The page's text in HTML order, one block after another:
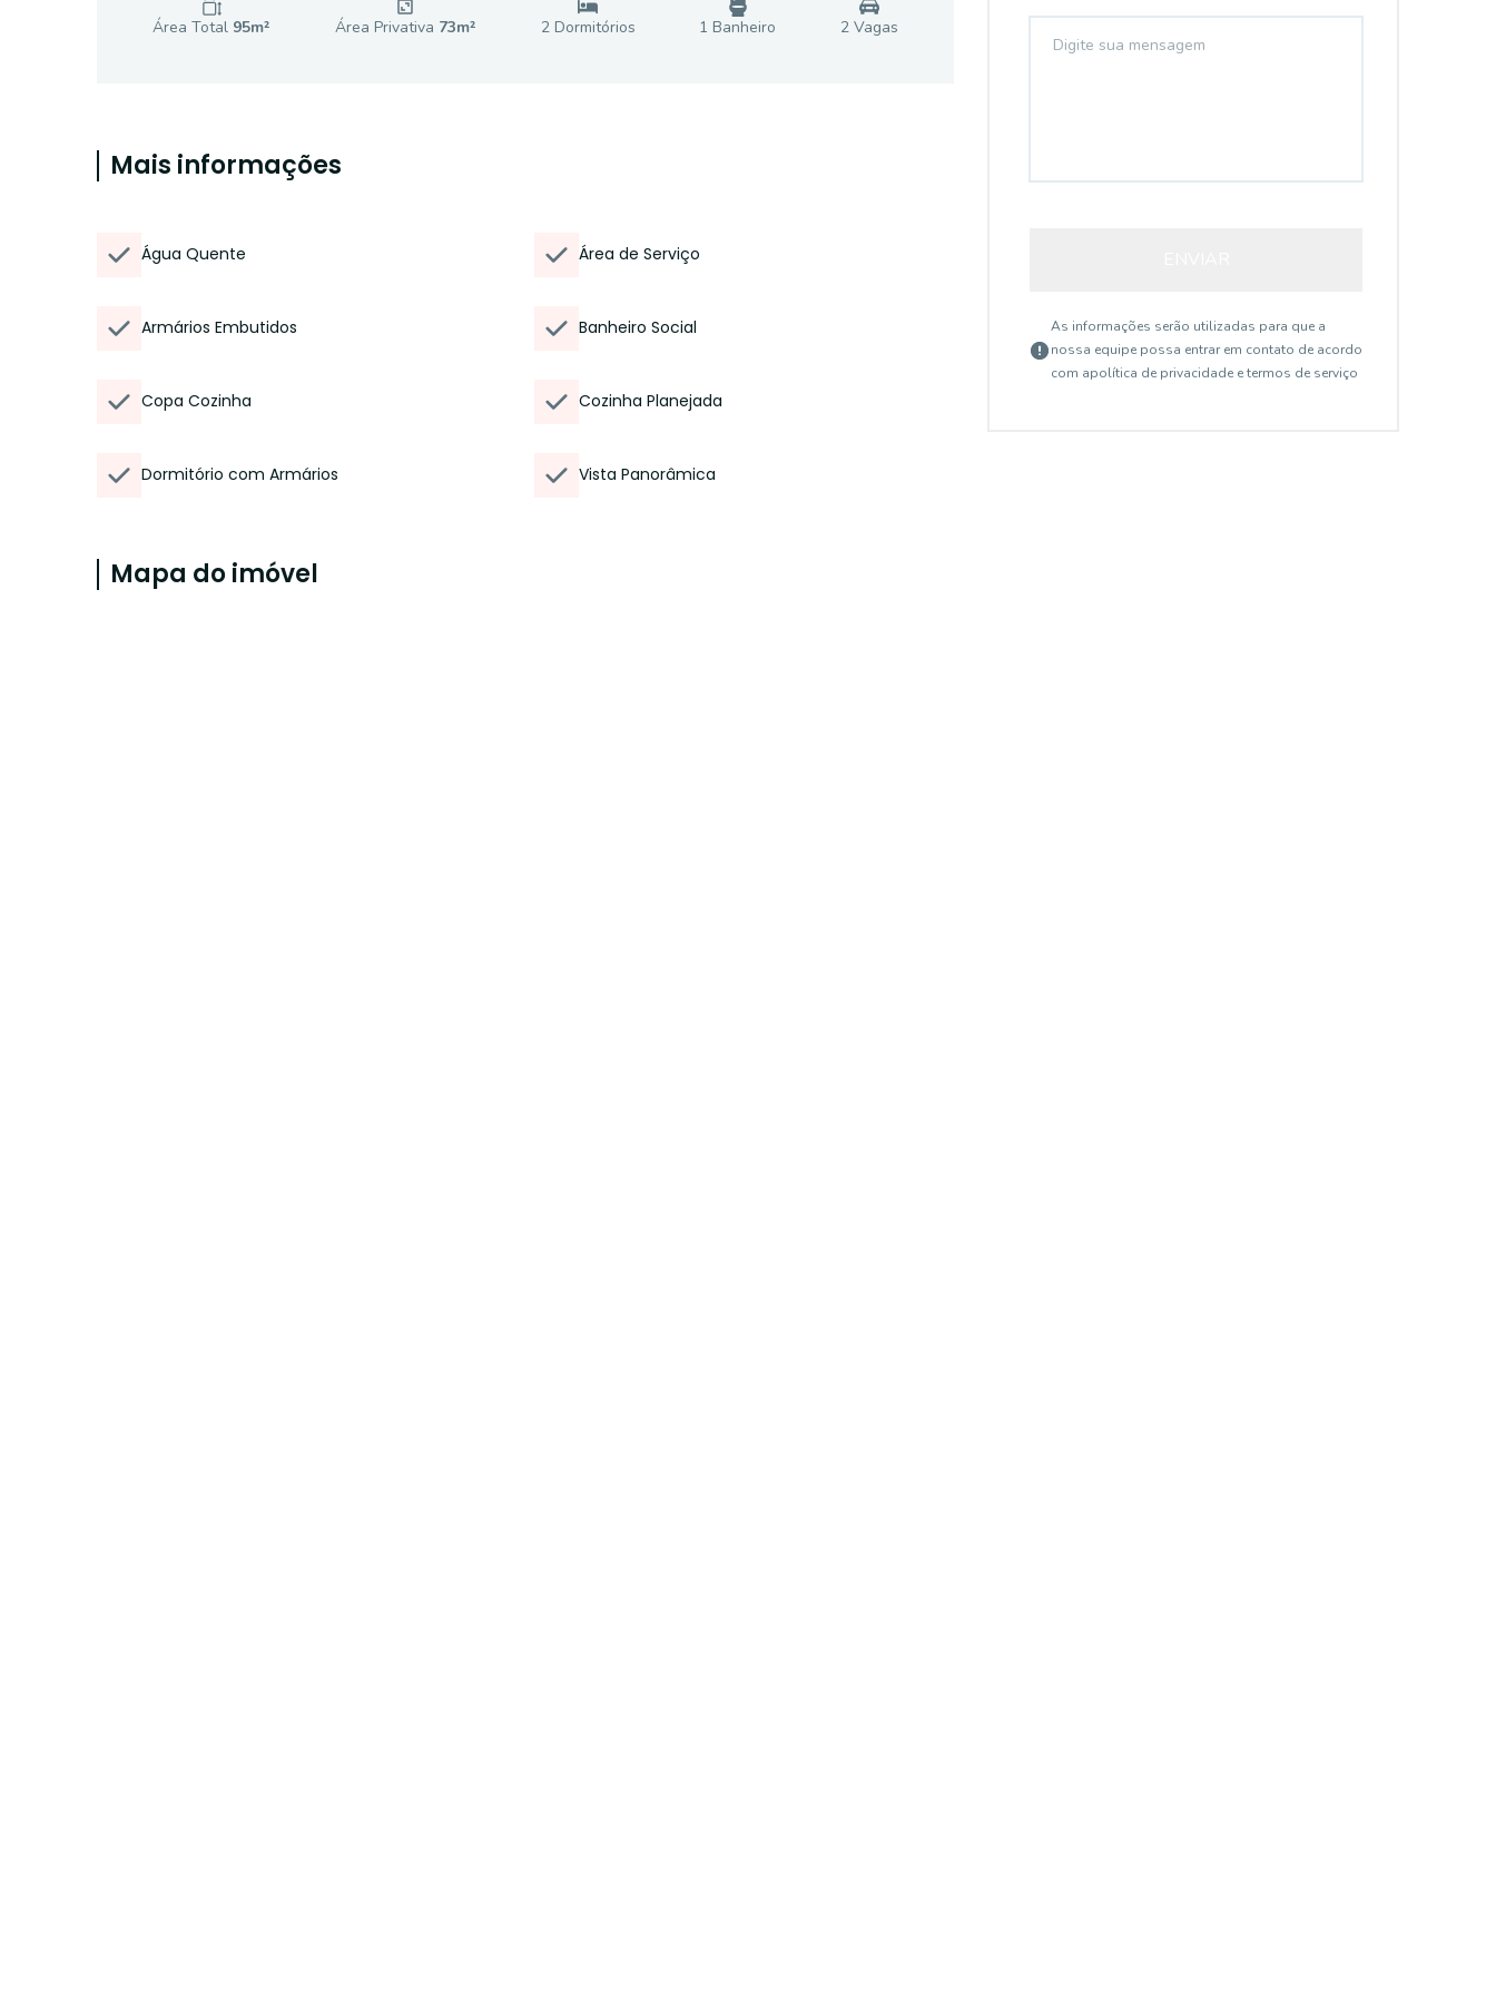
Área Total 95m² Área Privativa 73m² 2Dormitórios 1 Banheiro 2 Vagas
Mais informações
Água Quente Área de Serviço
Armários Embutidos Banheiro Social
Copa Cozinha Cozinha Planejada
Dormitório com Armários Vista Panorâmica
Mapa do imóvel
As informações serão utilizadas para que a
nossa equipe possa entrar em contato de acordo
com apolítica de privacidade e termos de serviço